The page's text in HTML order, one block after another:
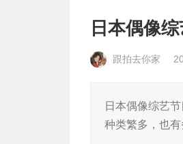
日本偶像
跟拍去你家
日本偶像综艺
种类繁多，也